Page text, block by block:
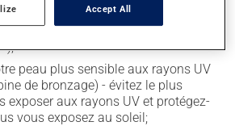
une rétention de liquide et de
peau plus sensible aux rayons UV
de bronzage) - évitez le plus
exposer aux rayons UV et protégez-
vous exposez au soleil;
Accept All